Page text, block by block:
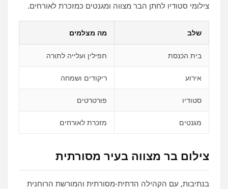
צילומי סטודיו לחתן הבר מצווה ומגנטים כמזכרת לאורחים.
שלב מה מצלמים
בית הכנסת תפילין ועלייה לתורה
אירוע ריקודים ושמחה
סטודיו פורטרטים
מגנטים מזכרת לאורחים
צילום בר מצווה בעיר מסורתית
בנתיבות, עם הקהילה הדתית‑מסורתית והמורשת הרוחנית